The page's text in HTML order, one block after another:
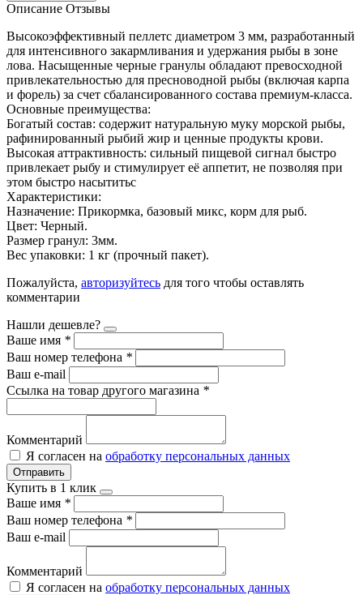
Описание Отзывы
Высокоэффективный пеллетс диаметром 3 мм, разработанный
для интенсивного закармливания и удержания рыбы в зоне
лова. Насыщенные черные гранулы обладают превосходной
привлекательностью для пресноводной рыбы (включая карпа
и форель) за счет сбалансированного состава премиум-класса.
Основные преимущества:
Богатый состав: содержит натуральную муку морской рыбы,
рафинированный рыбий жир и ценные продукты крови.
Высокая аттрактивность: сильный пищевой сигнал быстро
привлекает рыбу и стимулирует её аппетит, не позволяя при
этом быстро насытитьс
Характеристики:
Назначение: Прикормка, базовый микс, корм для рыб.
Цвет: Черный.
Размер гранул: 3мм.
Вес упаковки: 1 кг (прочный пакет).
Пожалуйста, авторизуйтесь для того чтобы оставлять
комментарии
Нашли дешевле?
Ваше имя *
Ваш номер телефона *
Ваш e-mail
Ссылка на товар другого магазина *
Комментарий
Я согласен на обработку персональных данных
Отправить
Купить в 1 клик
Ваше имя *
Ваш номер телефона *
Ваш e-mail
Комментарий
Я согласен на обработку персональных данных